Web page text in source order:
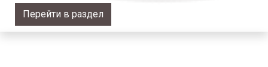
Перейти в раздел